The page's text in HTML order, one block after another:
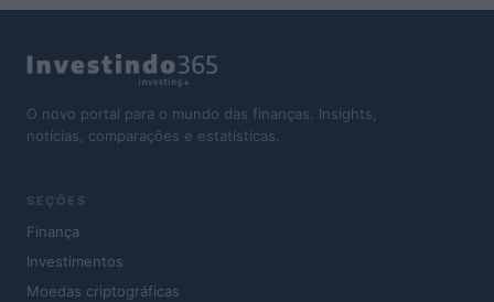
O novo portal para o mundo das finanças. Insights,
notícias, comparações e estatísticas.
SEÇÕES
Finança
Investimentos
Moedas criptográficas